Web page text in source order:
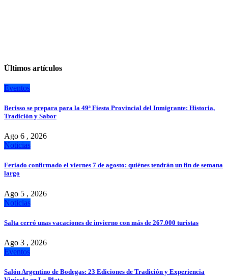
Últimos artículos
Eventos
Berisso se prepara para la 49ª Fiesta Provincial del Inmigrante: Historia,
Tradición y Sabor
Ago 6 , 2026
Noticias
Feriado confirmado el viernes 7 de agosto: quiénes tendrán un fin de semana
largo
Ago 5 , 2026
Noticias
Salta cerró unas vacaciones de invierno con más de 267.000 turistas
Ago 3 , 2026
Eventos
Salón Argentino de Bodegas: 23 Ediciones de Tradición y Experiencia